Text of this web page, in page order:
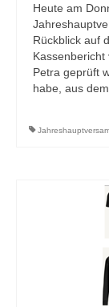
Heute am
Rückblick auf
Petra geprüft
habe, aus